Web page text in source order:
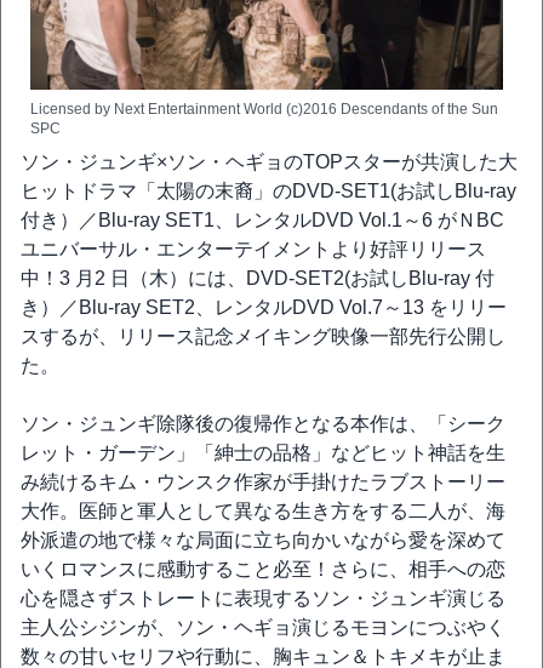
Licensed by Next Entertainment World (c)2016 Descendants of the Sun
SPC
ソン・ジュンギ×ソン・ヘギョのTOPスターが共演した大
ヒットドラマ「太陽の末裔」のDVD-SET1(お試しBlu-ray
付き）／Blu-ray SET1、レンタルDVD Vol.1～6 がＮBC
ユニバーサル・エンターテイメントより好評リリース
中！3 月2 日（木）には、DVD-SET2(お試しBlu-ray 付
き）／Blu-ray SET2、レンタルDVD Vol.7～13 をリリー
スするが、リリース記念メイキング映像一部先行公開し
た。
ソン・ジュンギ除隊後の復帰作となる本作は、「シーク
レット・ガーデン」「紳士の品格」などヒット神話を生
み続けるキム・ウンスク作家が手掛けたラブストーリー
大作。医師と軍人として異なる生き方をする二人が、海
外派遣の地で様々な局面に立ち向かいながら愛を深めて
いくロマンスに感動すること必至！さらに、相手への恋
心を隠さずストレートに表現するソン・ジュンギ演じる
主人公シジンが、ソン・ヘギョ演じるモヨンにつぶやく
数々の甘いセリフや行動に、胸キュン＆トキメキが止ま